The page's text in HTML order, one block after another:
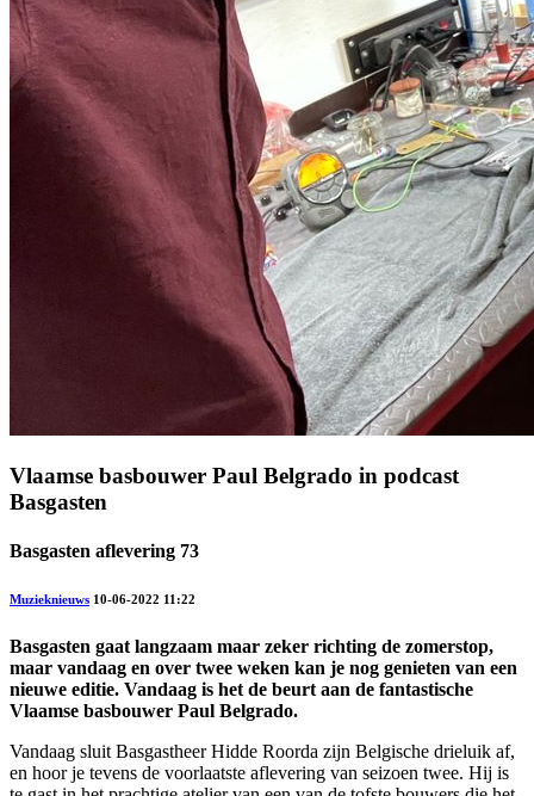
Vlaamse basbouwer Paul Belgrado in podcast
Basgasten
Basgasten aflevering 73
Muzieknieuws 10-06-2022 11:22
Basgasten gaat langzaam maar zeker richting de zomerstop,
maar vandaag en over twee weken kan je nog genieten van een
nieuwe editie. Vandaag is het de beurt aan de fantastische
Vlaamse basbouwer Paul Belgrado.
Vandaag sluit Basgastheer Hidde Roorda zijn Belgische drieluik af,
en hoor je tevens de voorlaatste aflevering van seizoen twee. Hij is